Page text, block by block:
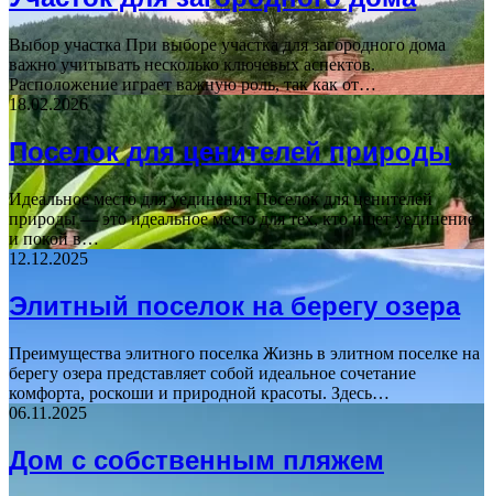
Выбор участка При выборе участка для загородного дома
важно учитывать несколько ключевых аспектов.
Расположение играет важную роль, так как от…
18.02.2026
Поселок для ценителей природы
Идеальное место для уединения Поселок для ценителей
природы — это идеальное место для тех, кто ищет уединение
и покой в…
12.12.2025
Элитный поселок на берегу озера
Преимущества элитного поселка Жизнь в элитном поселке на
берегу озера представляет собой идеальное сочетание
комфорта, роскоши и природной красоты. Здесь…
06.11.2025
Дом с собственным пляжем